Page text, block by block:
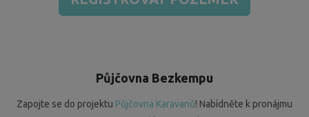
Půjčovna Bezkempu
Zapojte se do projektu Půjčovna Karavanů! Nabídněte k pronájmu